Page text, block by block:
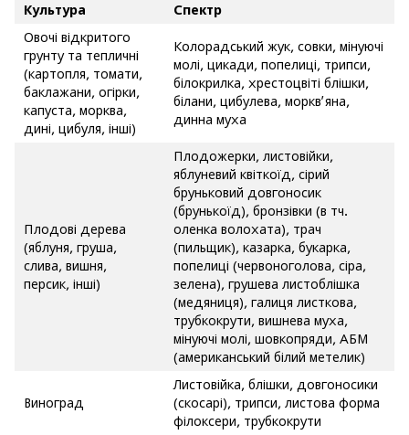
Культура
Спектр
Овочі відкритого
грунту та тепличні
(картопля, томати,
баклажани, огірки,
капуста, морква,
дині, цибуля, інші)
Колорадський жук, совки, мінуючі
молі, цикади, попелиці, трипси,
білокрилка, хрестоцвіті блішки,
білани, цибулева, моркв’яна,
динна муха
Плодові дерева
(яблуня, груша,
слива, вишня,
персик, інші)
Плодожерки, листовійки,
яблуневий квіткоїд, сірий
бруньковий довгоносик
(брунькоїд), бронзівки (в тч.
оленка волохата), трач
(пильщик), казарка, букарка,
попелиці (червоноголова, сіра,
зелена), грушева листоблішка
(медяниця), галиця листкова,
трубкокрути, вишнева муха,
мінуючі молі, шовкопряди, АБМ
(американський білий метелик)
Виноград
Листовійка, блішки, довгоносики
(скосарі), трипси, листова форма
філоксери, трубкокрути